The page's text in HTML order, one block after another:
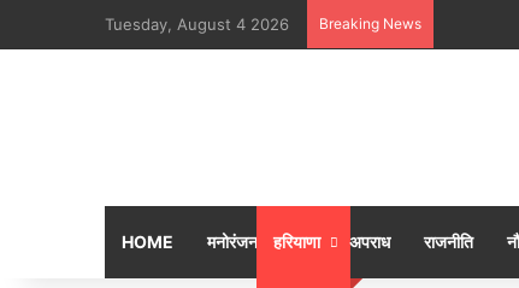
Tuesday, August 4 2026 Breaking News
HOME मनोरंजन हरियाणा अपराध राजनीति